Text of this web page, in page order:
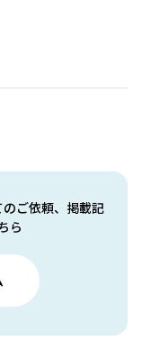
ご依頼、掲載記
ら